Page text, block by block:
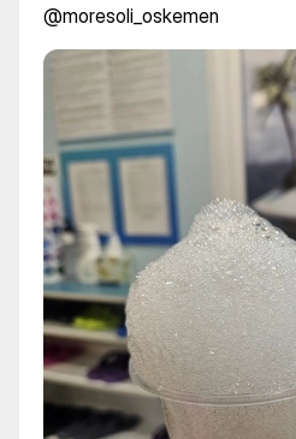
@moresoli_oskemen